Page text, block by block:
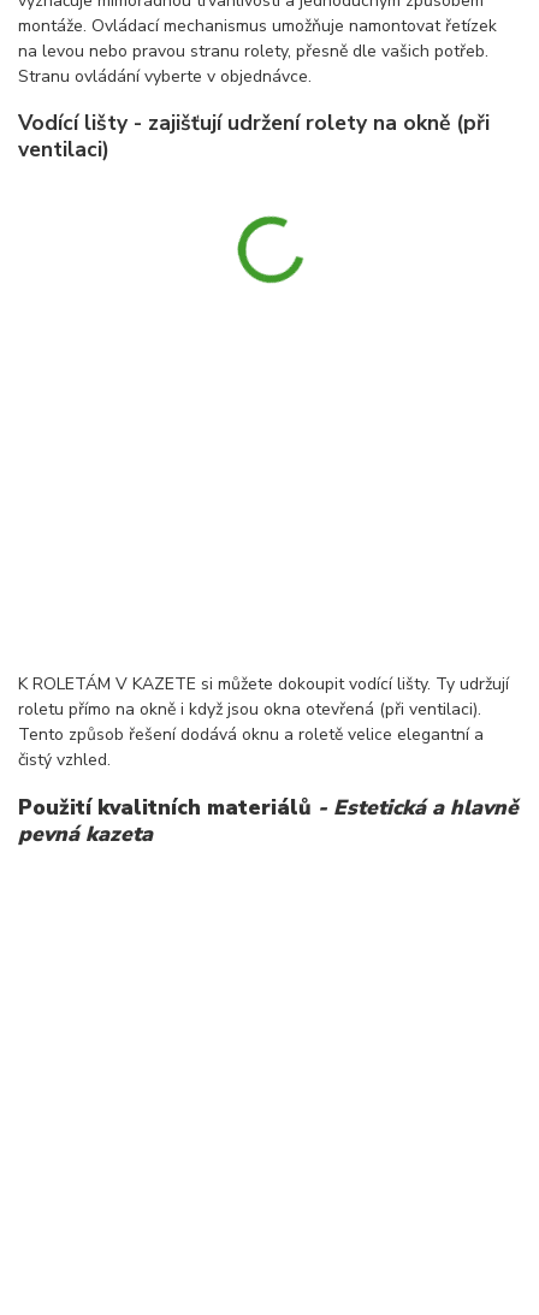
montáže. Ovládací mechanismus umožňuje namontovat řetízek
na levou nebo pravou stranu rolety, přesně dle vašich potřeb.
Stranu ovládání vyberte v objednávce.
Vodící lišty - zajišťují udržení rolety na okně (při
ventilaci)
K ROLETÁM V KAZETE si můžete dokoupit vodící lišty. Ty udržují
roletu přímo na okně i když jsou okna otevřená (při ventilaci).
Tento způsob řešení dodává oknu a roletě velice elegantní a
čistý vzhled.
Použití kvalitních materiálů - Estetická a hlavně
pevná kazeta